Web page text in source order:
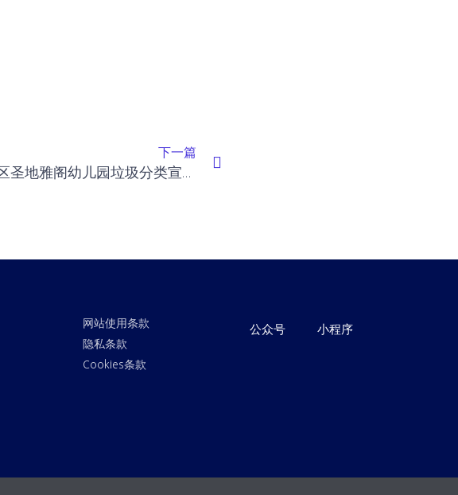
下一篇
合肥市瑶海区圣地雅阁幼儿园垃圾分类宣传活动
网站使用条款
隐私条款
Cookies条款
公众号 小程序